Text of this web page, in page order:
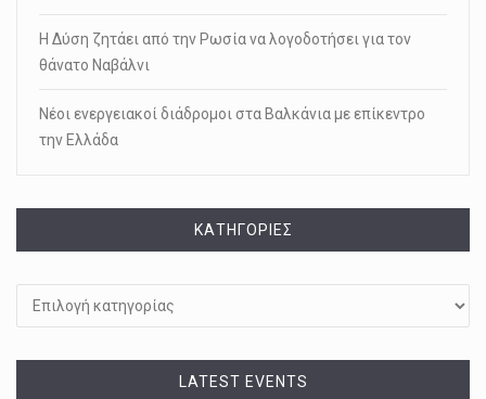
Η Δύση ζητάει από την Ρωσία να λογοδοτήσει για τον
θάνατο Ναβάλνι
Νέοι ενεργειακοί διάδρομοι στα Βαλκάνια με επίκεντρο
την Ελλάδα
KΑΤΗΓΟΡΊΕΣ
LATEST EVENTS